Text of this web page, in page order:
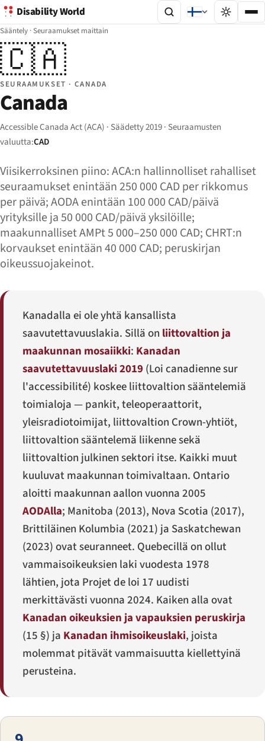
Disability World
Sääntely ·Seuraamukset maittain
🇨🇦
SEURAAMUKSET · CANADA
Canada
Accessible Canada Act (ACA) · Säädetty 2019 · Seuraamusten
valuutta:CAD
Viisikerroksinen piino: ACA:n hallinnolliset rahalliset
seuraamukset enintään 250 000 CAD per rikkomus
per päivä; AODA enintään 100 000 CAD/päivä
yrityksille ja 50 000 CAD/päivä yksilöille;
maakunnalliset AMPt 5 000–250 000 CAD; CHRT:n
korvaukset enintään 40 000 CAD; peruskirjan
oikeussuojakeinot.
Kanadalla ei ole yhtä kansallista
saavutettavuuslakia. Sillä on liittovaltion ja
maakunnan mosaiikki: Kanadan
saavutettavuuslaki 2019(Loi canadienne sur
l'accessibilité) koskee liittovaltion sääntelemiä
toimialoja — pankit, teleoperaattorit,
yleisradiotoimijat, liittovaltion Crown-yhtiöt,
liittovaltion sääntelemä liikenne sekä
liittovaltion julkinen sektori itse. Kaikki muut
kuuluvat maakunnan toimivaltaan. Ontario
aloitti maakunnan aallon vuonna 2005
AODAlla; Manitoba (2013), Nova Scotia (2017),
Brittiläinen Kolumbia (2021) ja Saskatchewan
(2023) ovat seuranneet. Quebecillä on ollut
vammaisoikeuksien laki vuodesta 1978
lähtien, jota Projet de loi 17 uudisti
merkittävästi vuonna 2024. Kaiken alla ovat
Kanadan oikeuksien ja vapauksien peruskirja
(15 §) ja Kanadan ihmisoikeuslaki, joista
molemmat pitävät vammaisuutta kiellettyinä
perusteina.